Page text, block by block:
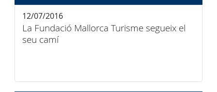
La Fundació Mallorca Turisme segueix el
seu camí
12/07/2016